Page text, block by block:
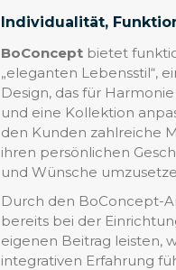
Individualität,
BoConceptbietet
„eleganten Lebensstil“,
Design, das für
und eine Kollektion
den Kunden zahlreiche
ihren persönlichen
und Wünsche
Durch den BoConcept-
bereits bei der
eigenen Beitrag leisten,
integrativen Erfahrung